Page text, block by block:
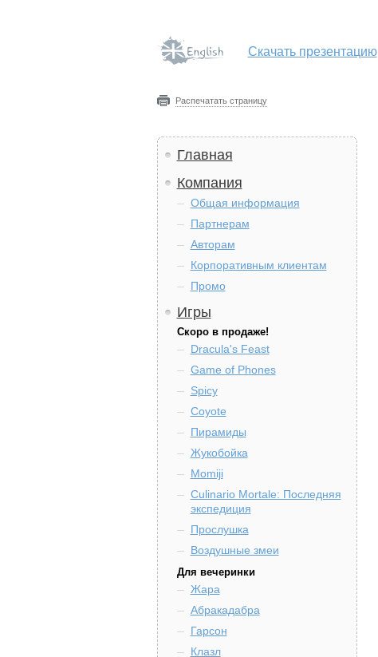
Скачать презентацию
Распечатать страницу
Главная
Компания
Общая информация
Партнерам
Авторам
Корпоративным клиентам
Промо
Игры
Скоро в продаже!
Dracula's Feast
Game of Phones
Spicy
Coyote
Пирамиды
Жукобойка
Momiji
Culinario Mortale: Последняя
экспедиция
Прослушка
Воздушные змеи
Для вечеринки
Жара
Абракадабра
Гарсон
Клазл